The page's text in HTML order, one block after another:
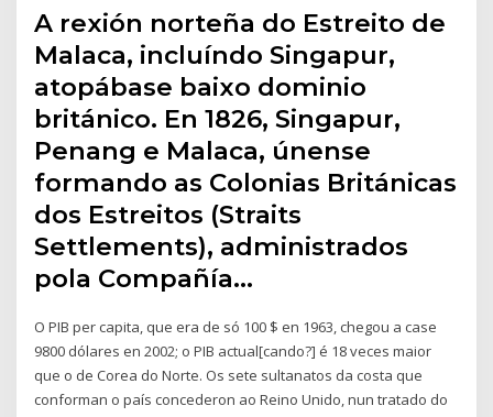
A rexión norteña do Estreito de
Malaca, incluíndo Singapur,
atopábase baixo dominio
británico. En 1826, Singapur,
Penang e Malaca, únense
formando as Colonias Británicas
dos Estreitos (Straits
Settlements), administrados
pola Compañía…
O PIB per capita, que era de só 100 $ en 1963, chegou a case
9800 dólares en 2002; o PIB actual[cando?] é 18 veces maior
que o de Corea do Norte. Os sete sultanatos da costa que
conforman o país concederon ao Reino Unido, nun tratado do